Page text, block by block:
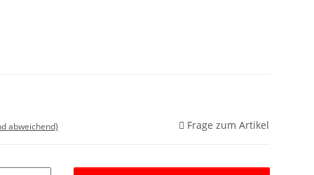
abweichend) Frage zum Artikel